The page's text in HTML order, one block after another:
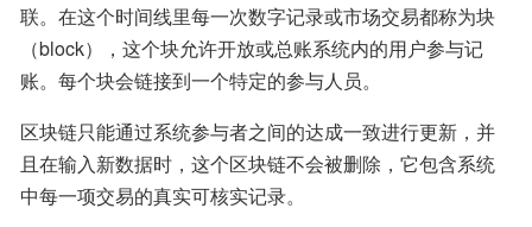
联。在这个时间线里每一次数字记录或市场交易都称为块
（block），这个块允许开放或总账系统内的用户参与记
账。每个块会链接到一个特定的参与人员。
区块链只能通过系统参与者之间的达成一致进行更新，并
且在输入新数据时，这个区块链不会被删除，它包含系统
中每一项交易的真实可核实记录。